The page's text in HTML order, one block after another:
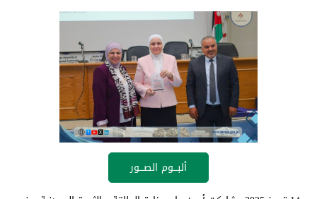
ألبـــوم الصـــور